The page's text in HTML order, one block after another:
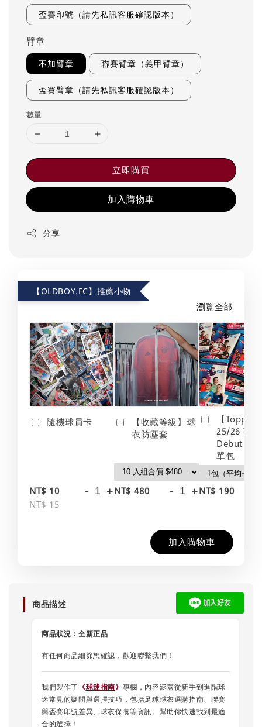
盃賽印號（請先私訊客服確認版本）
臂章
不加臂章 聯賽臂章（義甲臂章）
盃賽臂章（請先私訊客服確認版本）
數量
立即購買
加入購物車
分享
【OLDBOY.FC】推薦小物
瀏覽全部
隨機球員卡
NT$ 10
NT$ 15
- +
【收藏等級】球
衣防塵套
NT$ 480 - +
【Topps】
25/26 英
Debut
單包
NT$ 190
加入購物車
商品描述
商品狀況： 全新正品
有任何商品細節想確認，歡迎聯繫我們！
我們製作了 《球迷指南》 專欄，內容涵蓋從新手到進階球
迷常見的疑問與選擇技巧，包括足球球衣選購指南、聯賽
與盃賽印號差異、球衣保養等資訊。幫助你快速找到最適
合的選擇！